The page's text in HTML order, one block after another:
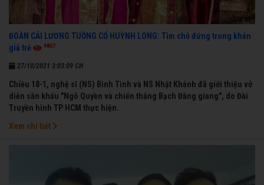
ĐOÀN CẢI LƯƠNG TUỒNG CỔ HUỲNH LONG: Tìm chỗ đứng trong khán
giả trẻ
4807
27/10/2021 3:03:09 CH
Chiều 18-1, nghệ sĩ (NS) Bình Tinh và NS Nhật Khánh đã giới thiệu vở
diễn sân khấu "Ngô Quyền và chiến thắng Bạch Đằng giang", do Đài
Truyền hình TP HCM thực hiện.
Xem chi tiết